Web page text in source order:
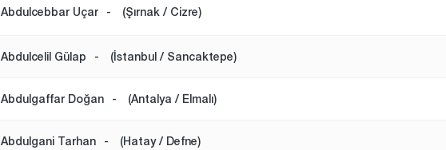
Abdulcebbar Uçar - (Şırnak / Cizre)
Abdulcelil Gülap - (İstanbul / Sancaktepe)
Abdulgaffar Doğan - (Antalya / Elmalı)
Abdulgani Tarhan - (Hatay / Defne)